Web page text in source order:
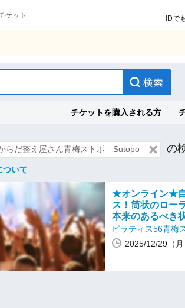
ケット
IDで
チケットを購入される方
らだ整え屋さん青梅ストポ Sutopo の
ついて
★オンライン★
ス！筒状のロー
本来のあるべき
ピラティス56青梅
2025/12/29（月